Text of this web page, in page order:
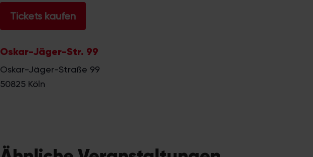
Tickets kaufen
Oskar-Jäger-Str. 99
Oskar-Jäger-Straße 99
50825 Köln